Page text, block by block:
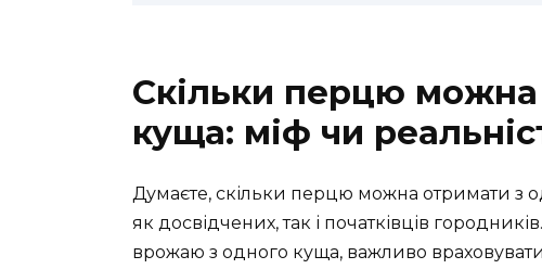
Скільки перцю
куща: міф чи
Думаєте, скільки перцю можна отримати з
як досвідчених, так і початківців
врожаю з одного куща, важливо враховувати